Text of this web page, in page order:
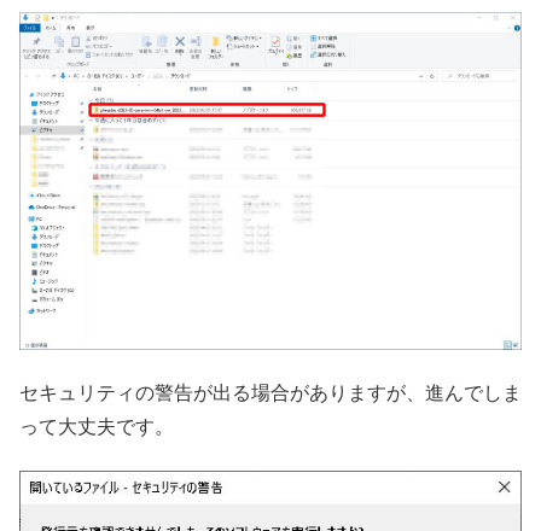
セキュリティの警告が出る場合がありますが、進んでしま
って大丈夫です。